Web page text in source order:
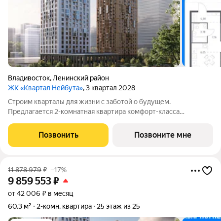
Владивосток, Ленинский район
ЖК «Квартал Нейбута», 3 квартал 2028
Строим кварталы для жизни с заботой о будущем.
Предлагается 2-комнатная квартира комфорт-класса
на 30-м этаже, в жилом комплексе "Квартал
Нейбута".Выбирайте свое место для счастливой жизни: от
Позвонить Позвоните мне
11 878 979₽ –17%
9 859 553₽
от 42 006 ₽ в месяц
60,3 м²
2-комн. квартира 25 этаж из 25